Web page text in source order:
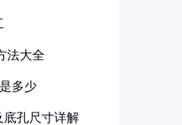
法大全
多少
底孔尺寸详解